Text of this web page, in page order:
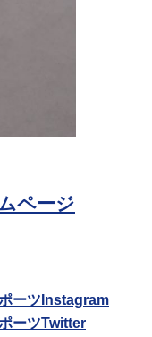
ページ
ーツInstagram
ーツTwitter